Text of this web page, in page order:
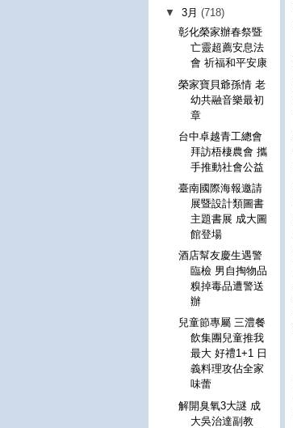
▼3月(718)
彰化榮家辦春祭暨
亡靈超薦安息法
會 祈福和平安康
榮家寶貝爺孫情 老
幼共融音樂最初
章
台中卓越青工總會
拜訪梧棲農會 攜
手推動社會公益
臺南國際海報邀請
展暨設計類圖書
主題書展 成大圖
館登場
酒店幫友慶生遇警
臨檢 男自掏物品
糗掉毒品遭警送
辦
兒童節專屬 三澧餐
飲集團兒童推我
最大 好禮1+1 日
義料理攻佔全家
味蕾
解開臭氧3大謎 成
大吳治達副教